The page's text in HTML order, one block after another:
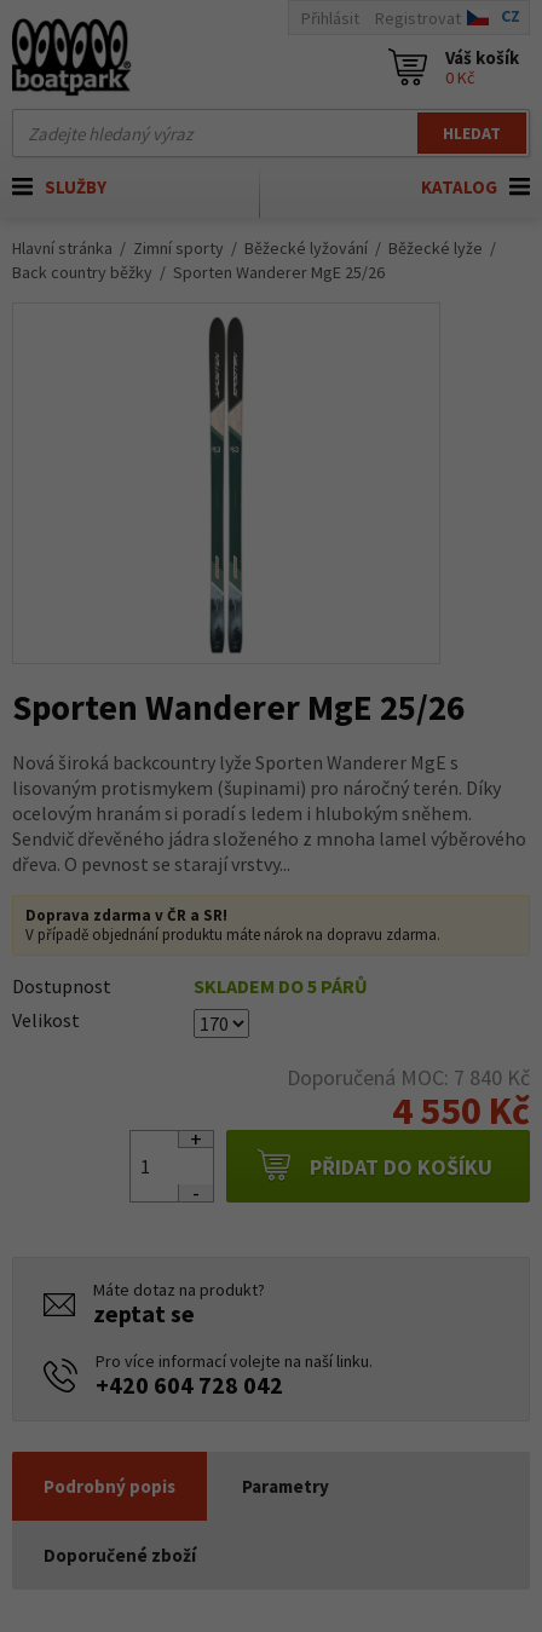
HLEDAT
Přihlásit Registrovat CZ
Váš košík
0 Kč
KATALOG
SLUŽBY
Hlavní stránka Zimní sporty Běžecké lyžování
Běžecké lyže
Back country běžky
Sporten Wanderer MgE 25/26
Sporten Wanderer MgE 25/26
Nová široká backcountry lyže Sporten Wanderer MgE s
lisovaným protismykem (šupinami) pro náročný terén. Díky
ocelovým hranám si poradí s ledem i hlubokým sněhem.
Sendvič dřevěného jádra složeného z mnoha lamel výběrového
dřeva. O pevnost se starají vrstvy...
Doprava zdarma v ČR a SR!
V případě objednání produktu máte nárok na dopravu zdarma.
Dostupnost
SKLADEM DO 5 PÁRŮ
Velikost
Doporučená MOC: 7 840 Kč
4 550 Kč
PŘIDAT DO KOŠÍKU
Máte dotaz na produkt?
zeptat se
Pro více informací volejte na naší linku.
+420 604 728 042
Podrobný popis Parametry
Doporučené zboží